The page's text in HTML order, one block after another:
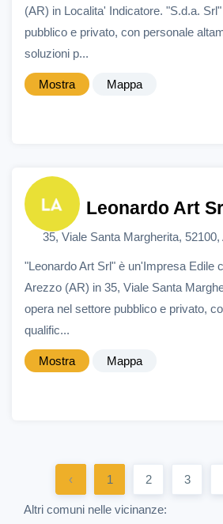
(AR) in Localita' Indicatore. "S.d.a.
pubblico e privato, con personale
soluzioni p...
Mostra Mappa
Leonardo Art Srl
35, Viale Santa Margherita,
"Leonardo Art Srl" è un'Impresa Edile
Arezzo (AR) in 35, Viale Santa
opera nel settore pubblico e privato,
qualific...
Mostra Mappa
‹ 1 2 3
Altri comuni nelle vicinanze: